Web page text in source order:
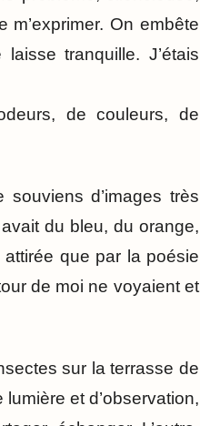
On embête
tranquille. J’étais
de couleurs, de
d’images très
du bleu, du orange,
que par la poésie
de moi ne voyaient et
sur la terrasse de
et d’observation,